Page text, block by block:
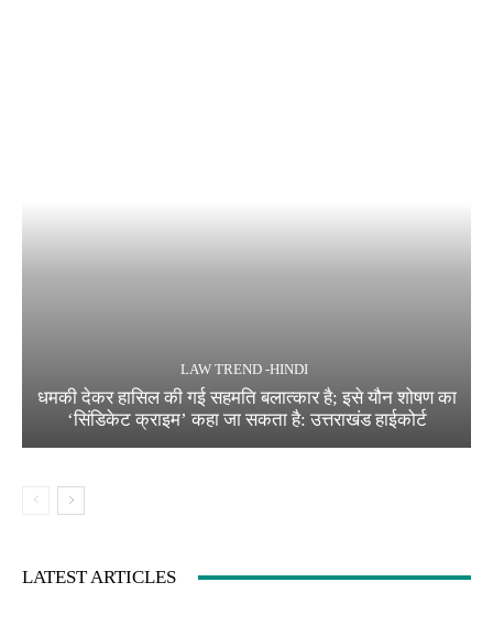
LAW TREND -HINDI
धमकी देकर हासिल की गई सहमति बलात्कार है; इसे यौन शोषण का
‘सिंडिकेट क्राइम’ कहा जा सकता है: उत्तराखंड हाईकोर्ट
LATEST ARTICLES